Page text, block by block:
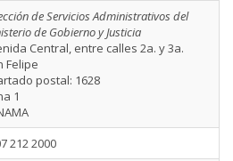
de Servicios Administrativos del
de Gobierno y Justicia
Central, entre calles 2a. y 3a.
Felipe
postal: 1628
1
212 2000